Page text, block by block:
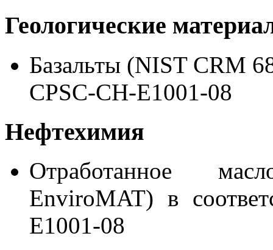
Геологические
Базальты (NIST CRM
CPSC-CH-E1001-08
Нефтехимия
Отработанное
EnviroMAT) в
E1001-08